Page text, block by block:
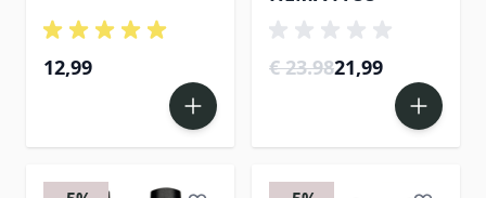
12,99 € 23.9821,99